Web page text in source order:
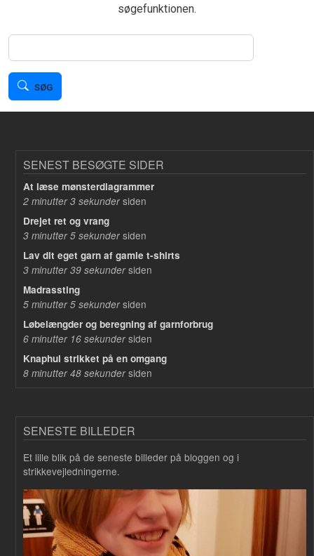
søgefunktionen.
SØG
SENEST BESØGTE SIDER
At læse mønsterdiagrammer
2 minutter 3 sekundersiden
Drejet ret og vrang
3 minutter 5 sekundersiden
Lav dit eget garn af gamle t-shirts
3 minutter 39 sekundersiden
Madrassting
5 minutter 5 sekundersiden
Løbelængder og beregning af garnforbrug
6 minutter 16 sekundersiden
Knaphul strikket på en omgang
8 minutter 48 sekundersiden
SENESTE BILLEDER
Et lille blik på de seneste billeder på bloggen og i
strikkevejledningerne.